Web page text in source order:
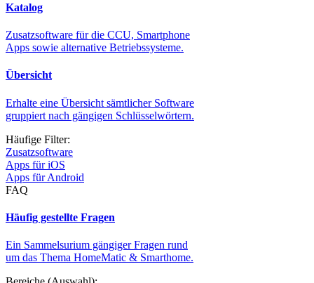
Katalog
Zusatzsoftware für die CCU, Smartphone
Apps sowie alternative Betriebssysteme.
Übersicht
Erhalte eine Übersicht sämtlicher Software
gruppiert nach gängigen Schlüsselwörtern.
Häufige Filter:
Zusatzsoftware
Apps für iOS
Apps für Android
FAQ
Häufig gestellte Fragen
Ein Sammelsurium gängiger Fragen rund
um das Thema HomeMatic & Smarthome.